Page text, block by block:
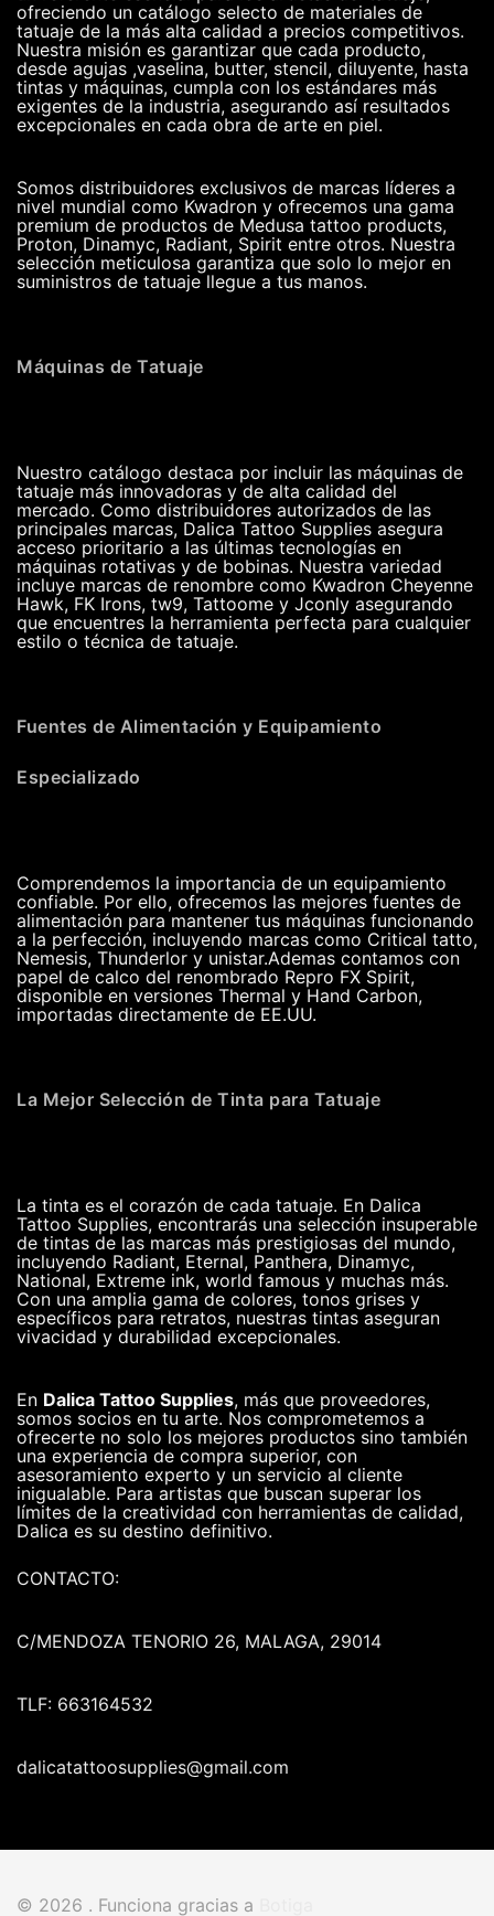
ofreciendo un catálogo selecto de materiales de
tatuaje de la más alta calidad a precios competitivos.
Nuestra misión es garantizar que cada producto,
desde agujas ,vaselina, butter, stencil, diluyente, hasta
tintas y máquinas, cumpla con los estándares más
exigentes de la industria, asegurando así resultados
excepcionales en cada obra de arte en piel.
Somos distribuidores exclusivos de marcas líderes a
nivel mundial como Kwadron y ofrecemos una gama
premium de productos de Medusa tattoo products,
Proton, Dinamyc, Radiant, Spirit entre otros. Nuestra
selección meticulosa garantiza que solo lo mejor en
suministros de tatuaje llegue a tus manos.
Máquinas de Tatuaje
Nuestro catálogo destaca por incluir las máquinas de
tatuaje más innovadoras y de alta calidad del
mercado. Como distribuidores autorizados de las
principales marcas, Dalica Tattoo Supplies asegura
acceso prioritario a las últimas tecnologías en
máquinas rotativas y de bobinas. Nuestra variedad
incluye marcas de renombre como Kwadron Cheyenne
Hawk, FK Irons, tw9, Tattoome y Jconly asegurando
que encuentres la herramienta perfecta para cualquier
estilo o técnica de tatuaje.
Fuentes de Alimentación y Equipamiento
Especializado
Comprendemos la importancia de un equipamiento
confiable. Por ello, ofrecemos las mejores fuentes de
alimentación para mantener tus máquinas funcionando
a la perfección, incluyendo marcas como Critical tatto,
Nemesis, Thunderlor y unistar.Ademas contamos con
papel de calco del renombrado Repro FX Spirit,
disponible en versiones Thermal y Hand Carbon,
importadas directamente de EE.UU.
La Mejor Selección de Tinta para Tatuaje
La tinta es el corazón de cada tatuaje. En Dalica
Tattoo Supplies, encontrarás una selección insuperable
de tintas de las marcas más prestigiosas del mundo,
incluyendo Radiant, Eternal, Panthera, Dinamyc,
National, Extreme ink, world famous y muchas más.
Con una amplia gama de colores, tonos grises y
específicos para retratos, nuestras tintas aseguran
vivacidad y durabilidad excepcionales.
En Dalica Tattoo Supplies, más que proveedores,
somos socios en tu arte. Nos comprometemos a
ofrecerte no solo los mejores productos sino también
una experiencia de compra superior, con
asesoramiento experto y un servicio al cliente
inigualable. Para artistas que buscan superar los
límites de la creatividad con herramientas de calidad,
Dalica es su destino definitivo.
CONTACTO:
C/MENDOZA TENORIO 26, MALAGA, 29014
TLF: 663164532
dalicatattoosupplies@gmail.com
© 2026 . Funciona gracias a